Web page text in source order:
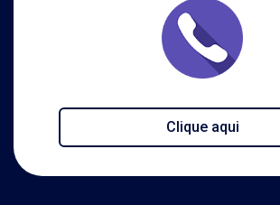
Clique aqui